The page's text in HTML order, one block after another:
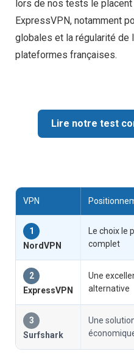
lors de nos tests le
ExpressVPN, notamment
globales et la régularité de
plateformes françaises.
Lire notre test
VPN
1
NordVPN
Le choix le
complet
2
ExpressVPN
Une
alternative
3
Surfshark
Une